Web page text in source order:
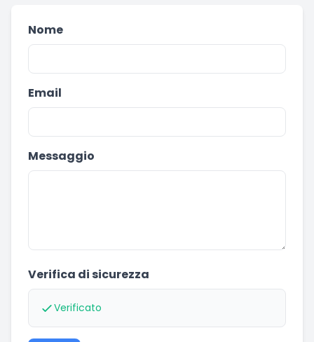
Nome
Email
Messaggio
Verifica di sicurezza
Verificato